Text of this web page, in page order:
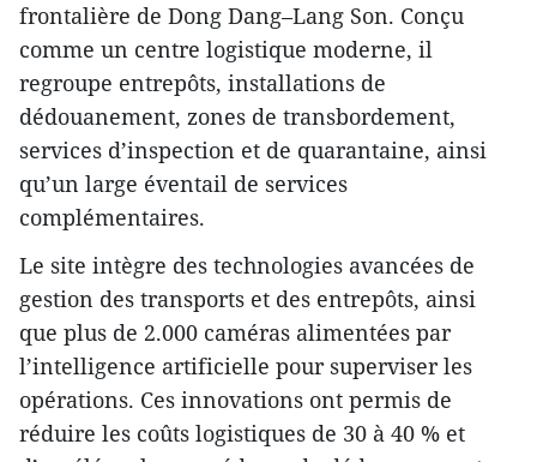
frontalière de Dong Dang–Lang Son. Conçu
comme un centre logistique moderne, il
regroupe entrepôts, installations de
dédouanement, zones de transbordement,
services d’inspection et de quarantaine, ainsi
qu’un large éventail de services
complémentaires.
Le site intègre des technologies avancées de
gestion des transports et des entrepôts, ainsi
que plus de 2.000 caméras alimentées par
l’intelligence artificielle pour superviser les
opérations. Ces innovations ont permis de
réduire les coûts logistiques de 30 à 40 % et